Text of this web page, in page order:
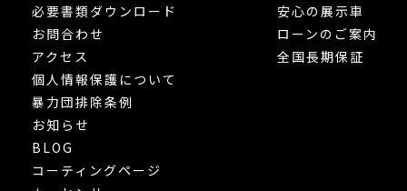
必要書類ダウンロード
お問合わせ
アクセス
個人情報保護について
暴力団排除条例
お知らせ
BLOG
安心の展示車
ローンのご案内
全国長期保証
コーティングページ